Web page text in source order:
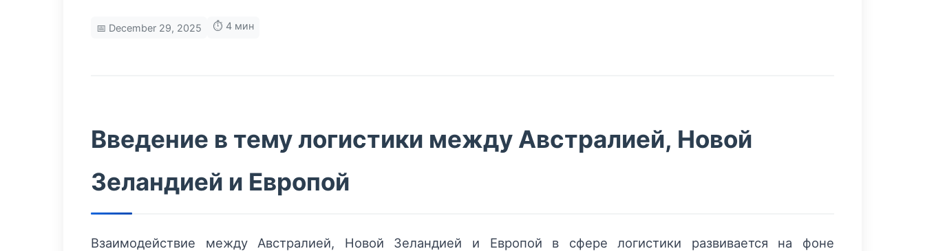
📅 December 29, 2025 ⏱️ 4 мин
Введение в тему логистики между Австралией, Новой
Зеландией и Европой
Взаимодействие между Австралией, Новой Зеландией и Европой в сфере логистики развивается на фоне